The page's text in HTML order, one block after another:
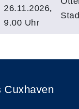
26.11.2026,
9.00 Uhr
Cuxhaven